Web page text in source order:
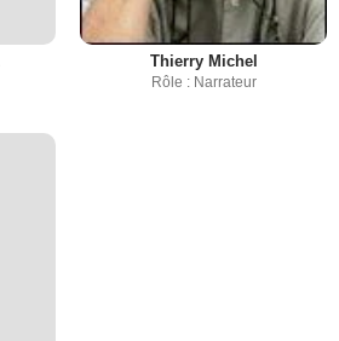
Thierry Michel
Rôle : Narrateur